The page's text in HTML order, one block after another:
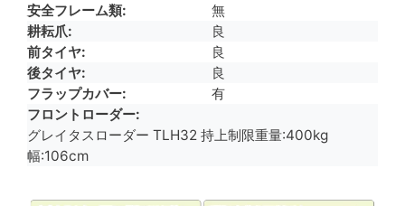
安全フレーム類
無
耕耘爪
良
前タイヤ
良
後タイヤ
良
フラップカバー
有
フロントローダー
グレイタスローダー TLH32 持上制限重量:400kg
幅:106cm